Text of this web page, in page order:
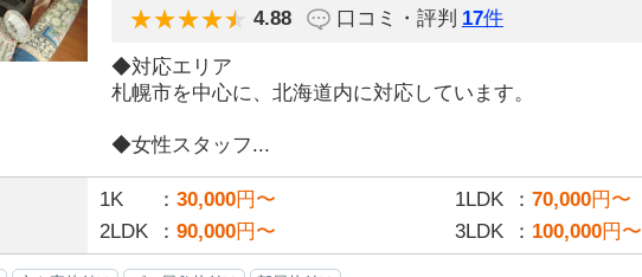
4.88 口コミ・評判 17件
◆対応エリア
札幌市を中心に、北海道内に対応しています。
◆女性スタッフ...
1K 30,000円〜 1LDK 70,000円〜
2LDK
90,000円〜 3LDK 100,000円〜